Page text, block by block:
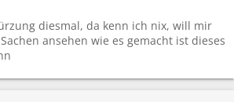
wieder den kurzen Weg zum Treffen
diesmal, da kenn ich nix, will mir
ansehen wie es gemacht ist dieses